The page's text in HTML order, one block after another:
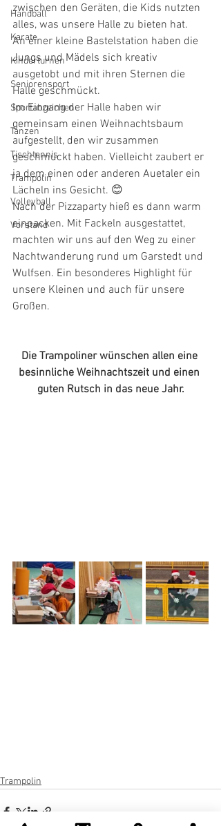
Handball
Karate
Kinderturnen
Seniorensport
Sportabzeichen
Tanzen
Tischtennis
Trampolin
Volleyball
Vorstand
zwischen den Geräten, die Kids nutzten
alles, was unsere Halle zu bieten hat.
An einer kleine Bastelstation haben die
Jungs und Mädels sich kreativ
ausgetobt und mit ihren Sternen die
Halle geschmückt.
Im Eingang der Halle haben wir
gemeinsam einen Weihnachtsbaum
aufgestellt, den wir zusammen
geschmückt haben. Vielleicht zaubert er
ja dem einen oder anderen Auetaler ein
Lächeln ins Gesicht. 😊
Nach der Pizzaparty hieß es dann warm
einpacken. Mit Fackeln ausgestattet,
machten wir uns auf den Weg zu einer
Nachtwanderung rund um Garstedt und
Wulfsen. Ein besonderes Highlight für
unsere Kleinen und auch für unsere
Großen.
Die Trampoliner wünschen allen eine
besinnliche Weihnachtszeit und einen
guten Rutsch in das neue Jahr.
Trampolin